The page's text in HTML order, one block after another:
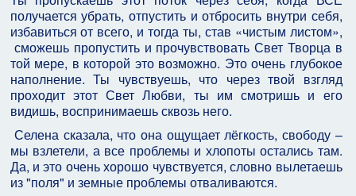
получается убрать, отпустить и отбросить внутри себя,
избавиться от всего, и тогда ты, став «чистым листом»,
сможешь пропустить и прочувствовать Свет Творца в
той мере, в которой это возможно. Это очень глубокое
наполнение. Ты чувствуешь, что через твой взгляд
проходит этот Свет Любви, ты им смотришь и его
видишь, воспринимаешь сквозь него.
Селена сказала, что она ощущает лёгкость, свободу –
мы взлетели, а все проблемы и хлопоты остались там.
Да, и это очень хорошо чувствуется, словно вылетаешь
из "поля" и земные проблемы отваливаются.